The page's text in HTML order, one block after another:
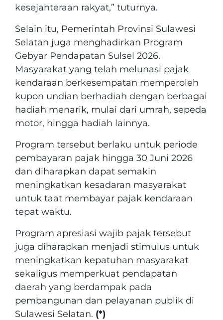
kesejahteraan rakyat,” tuturnya.
Selain itu, Pemerintah Provinsi Sulawesi
Selatan juga menghadirkan Program
Gebyar Pendapatan Sulsel 2026.
Masyarakat yang telah melunasi pajak
kendaraan berkesempatan memperoleh
kupon undian berhadiah dengan berbagai
hadiah menarik, mulai dari umrah, sepeda
motor, hingga hadiah lainnya.
Program tersebut berlaku untuk periode
pembayaran pajak hingga 30 Juni 2026
dan diharapkan dapat semakin
meningkatkan kesadaran masyarakat
untuk taat membayar pajak kendaraan
tepat waktu.
Program apresiasi wajib pajak tersebut
juga diharapkan menjadi stimulus untuk
meningkatkan kepatuhan masyarakat
sekaligus memperkuat pendapatan
daerah yang berdampak pada
pembangunan dan pelayanan publik di
Sulawesi Selatan. (*)